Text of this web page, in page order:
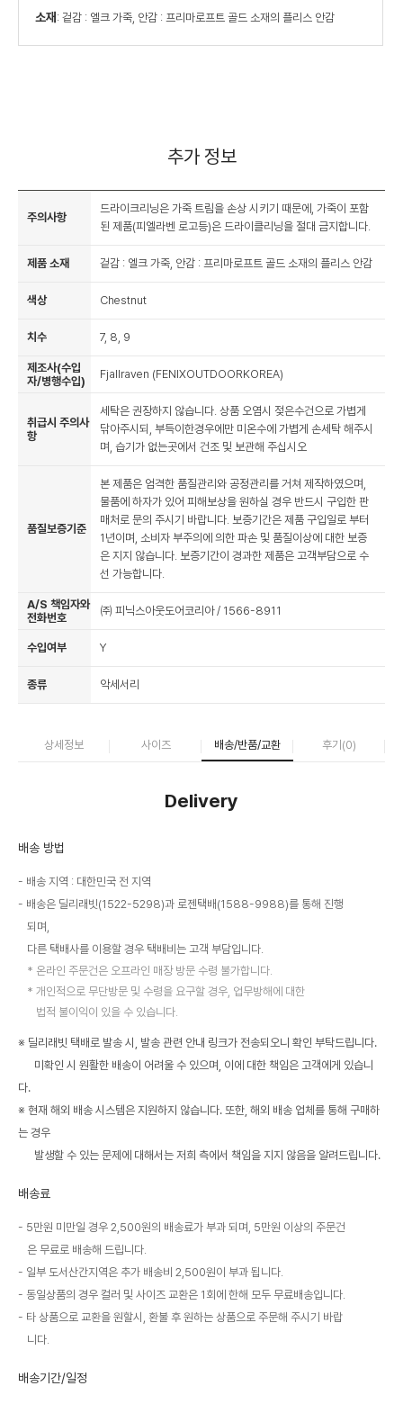
소재 : 겉감 : 엘크 가죽, 안감 : 프리마로프트 골드 소재의 플리스 안감
추가 정보
주의사항
드라이크리닝은 가죽 트림을 손상 시키기 때문에, 가죽이 포함
된 제품(피엘라벤 로고등)은 드라이클리닝을 절대 금지합니다.
제품 소재 겉감 : 엘크 가죽, 안감 : 프리마로프트 골드 소재의 플리스 안감
색상 Chestnut
치수 7, 8, 9
제조사(수입
자/병행수입)
Fjallraven (FENIXOUTDOORKOREA)
취급시 주의사
항
세탁은 권장하지 않습니다. 상품 오염시 젖은수건으로 가볍게
닦아주시되, 부득이한경우에만 미온수에 가볍게 손세탁 해주시
며, 습기가 없는곳에서 건조 및 보관해 주십시오
품질보증기준
본 제품은 엄격한 품질관리와 공정관리를 거쳐 제작하였으며,
물품에 하자가 있어 피해보상을 원하실 경우 반드시 구입한 판
매처로 문의 주시기 바랍니다. 보증기간은 제품 구입일로 부터
1년이며, 소비자 부주의에 의한 파손 및 품질이상에 대한 보증
은 지지 않습니다. 보증기간이 경과한 제품은 고객부담으로 수
선 가능합니다.
A/S 책임자와
전화번호
㈜ 피닉스아웃도어코리아 / 1566-8911
수입여부 Y
종류 악세서리
상세정보 사이즈 배송/반품/교환 후기(0)
Delivery
배송 방법
배송 지역 : 대한민국 전 지역
배송은 딜리래빗(1522-5298)과 로젠택배(1588-9988)를 통해 진행
되며,
다른 택배사를 이용할 경우 택배비는 고객 부담입니다.
온라인 주문건은 오프라인 매장 방문 수령 불가합니다.
개인적으로 무단방문 및 수령을 요구할 경우, 업무방해에 대한
법적 불이익이 있을 수 있습니다.
※ 딜리래빗 택배로 발송 시, 발송 관련 안내 링크가 전송되오니 확인 부탁드립니다.
미확인 시 원활한 배송이 어려울 수 있으며, 이에 대한 책임은 고객에게 있습니
다.
※ 현재 해외 배송 시스템은 지원하지 않습니다. 또한, 해외 배송 업체를 통해 구매하
는 경우
발생할 수 있는 문제에 대해서는 저희 측에서 책임을 지지 않음을 알려드립니다.
배송료
5만원 미만일 경우 2,500원의 배송료가 부과 되며, 5만원 이상의 주문건
은 무료로 배송해 드립니다.
일부 도서산간지역은 추가 배송비 2,500원이 부과 됩니다.
동일상품의 경우 컬러 및 사이즈 교환은 1회에 한해 모두 무료배송입니다.
타 상품으로 교환을 원할시, 환불 후 원하는 상품으로 주문해 주시기 바랍
니다.
배송기간/일정